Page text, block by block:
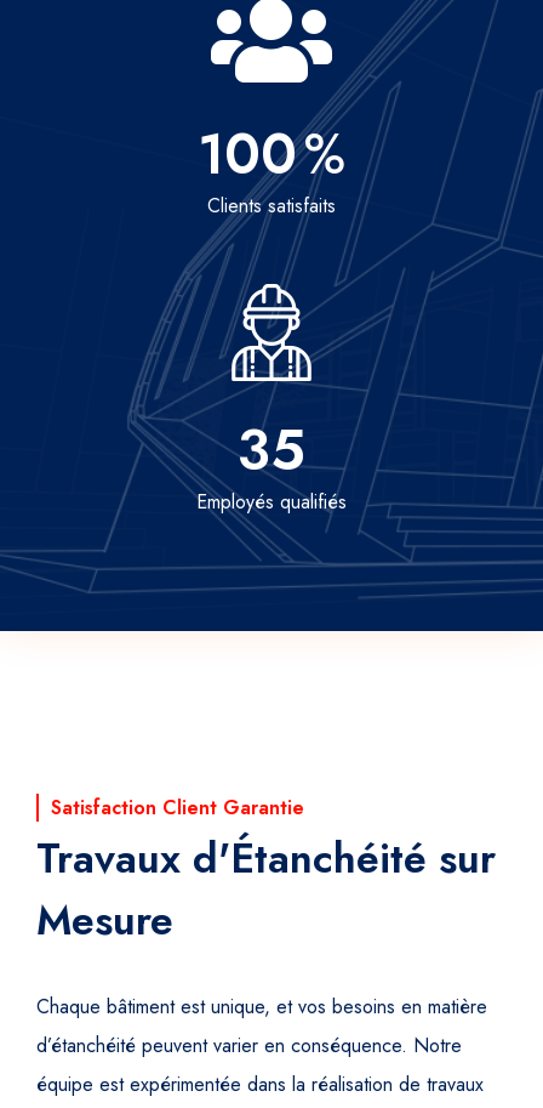
100%
Clients satisfaits
35
Employés qualifiés
Satisfaction Client Garantie
Travaux d'Étanchéité sur
Mesure
Chaque bâtiment est unique, et vos besoins en matière
d’étanchéité peuvent varier en conséquence. Notre
équipe est expérimentée dans la réalisation de travaux